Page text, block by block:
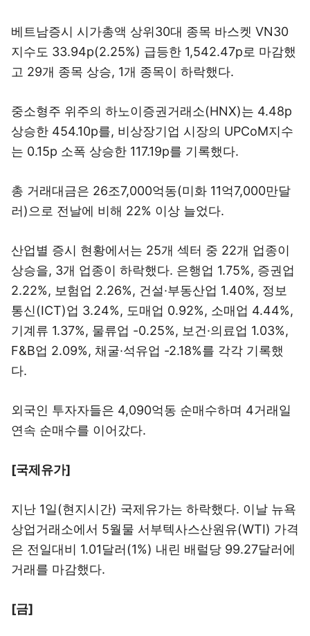
베트남증시 시가총액 상위30대 종목 바스켓 VN30
지수도 33.94p(2.25%) 급등한 1,542.47p로 마감했
고 29개 종목 상승, 1개 종목이 하락했다.
중소형주 위주의 하노이증권거래소(HNX)는 4.48p
상승한 454.10p를, 비상장기업 시장의 UPCoM지수
는 0.15p 소폭 상승한 117.19p를 기록했다.
총 거래대금은 26조7,000억동(미화 11억7,000만달
러)으로 전날에 비해 22% 이상 늘었다.
산업별 증시 현황에서는 25개 섹터 중 22개 업종이
상승을, 3개 업종이 하락했다. 은행업 1.75%, 증권업
2.22%, 보험업 2.26%, 건설·부동산업 1.40%, 정보
통신(ICT)업 3.24%, 도매업 0.92%, 소매업 4.44%,
기계류 1.37%, 물류업 -0.25%, 보건·의료업 1.03%,
F&B업 2.09%, 채굴·석유업 -2.18%를 각각 기록했
다.
외국인 투자자들은 4,090억동 순매수하며 4거래일
연속 순매수를 이어갔다.
[국제유가]
지난 1일(현지시간) 국제유가는 하락했다. 이날 뉴욕
상업거래소에서 5월물 서부텍사스산원유(WTI) 가격
은 전일대비 1.01달러(1%) 내린 배럴당 99.27달러에
거래를 마감했다.
[금]